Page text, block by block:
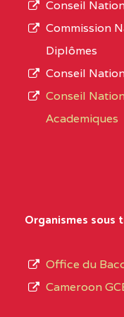
CENTRE
CENTRE
CENTRE
L’offre
d’éducation
de
Conseil
Commission
Diplômes
Conseil
Conseil
Academiques
Organismes sous
Office du
Cameroon